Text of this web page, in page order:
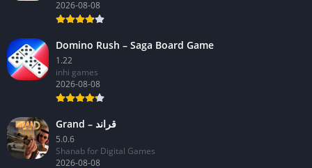
2026-08-08
Domino Rush – Saga Board Game
1.22
inhi games
2026-08-08
Grand – قراند
5.0.6
Shanab for Digital Games
2026-08-08